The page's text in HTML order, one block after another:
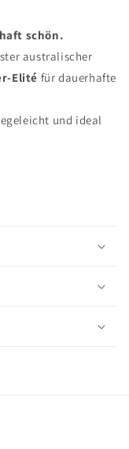
schön.
australischer
Elité für dauerhafte
und ideal